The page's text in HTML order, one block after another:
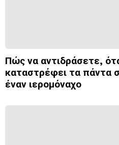
Πώς να αντιδράσετε,
καταστρέφει τα πάντα
έναν ιερομόναχο